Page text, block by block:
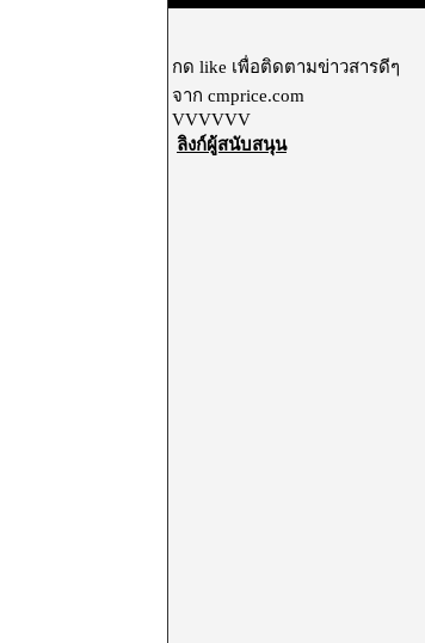
กด like เพื่อติดตามข่าวสารดีๆ
จาก cmprice.com
VVVVVV
ลิงก์ผู้สนับสนุน